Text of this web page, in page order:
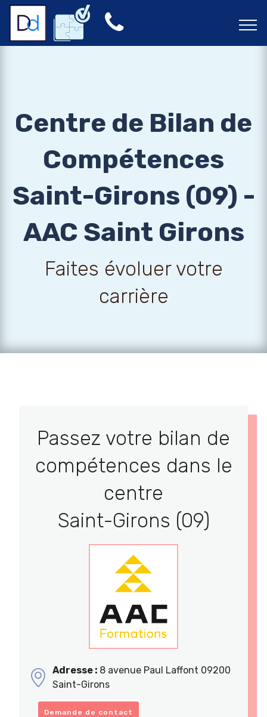
Centre de Bilan de
Compétences
Saint-Girons (09) -
AAC Saint Girons
Faites évoluer votre
carrière
Passez votre bilan de
compétences dans le
centre
Saint-Girons (09)
Adresse : 8 avenue Paul Laffont 09200
Saint-Girons
Demande de contact